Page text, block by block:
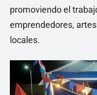
promoviendo el
emprendedores,
locales.